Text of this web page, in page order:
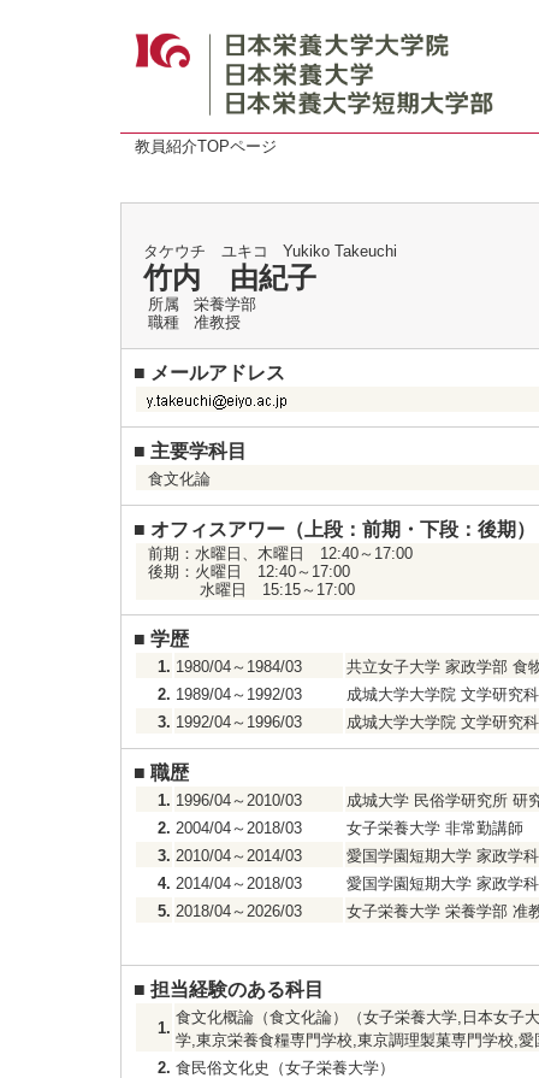
教員紹介TOPページ
タケウチ ユキコ Yukiko Takeuchi
竹内 由紀子
所属
栄養学部
職種
准教授
■ メールアドレス
■ 主要学科目
食文化論
■ オフィスアワー（上段：前期・下段：後期）
前期：水曜日、木曜日 12:40～17:00
後期：火曜日 12:40～17:00
水曜日 15:15～17:00
■ 学歴
1. 1980/04～1984/03
共立女子大学 家政学部 食
2. 1989/04～1992/03
成城大学大学院 文学研究
3. 1992/04～1996/03 成城大学大学院 文学研究
■ 職歴
1. 1996/04～2010/03
成城大学 民俗学研究所 研
2. 2004/04～2018/03
女子栄養大学 非常勤講師
3. 2010/04～2014/03
愛国学園短期大学 家政学
4. 2014/04～2018/03
愛国学園短期大学 家政学
5. 2018/04～2026/03 女子栄養大学 栄養学部 准
■ 担当経験のある科目
1.
食文化概論（食文化論）（女子栄養大学,日本女子
学,東京栄養食糧専門学校,東京調理製菓専門学校,
2. 食民俗文化史（女子栄養大学）